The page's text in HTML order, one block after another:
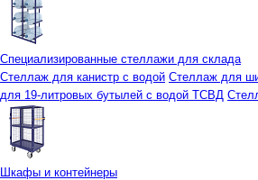
Специализированные стеллажи для склада
Стеллаж для канистр с водой Стеллаж для
для 19-литровых бутылей с водой ТСВД
Шкафы и контейнеры